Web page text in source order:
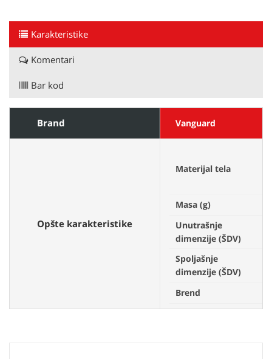
Karakteristike
Komentari
Bar kod
Brand Vanguard
Opšte karakteristike
Materijal tela
Masa (g)
Unutrašnje
dimenzije (ŠDV)
Spoljašnje
dimenzije (ŠDV)
Brend